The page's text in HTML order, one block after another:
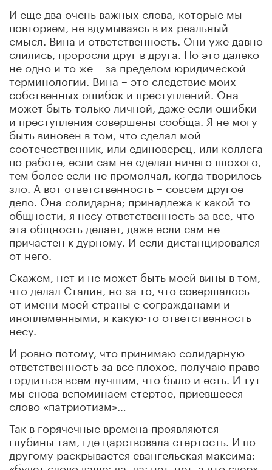
И еще два очень важных слова, которые мы
повторяем, не вдумываясь в их реальный
смысл. Вина и ответственность. Они уже давно
слились, проросли друг в друга. Но это далеко
не одно и то же – за пределом юридической
терминологии. Вина – это следствие моих
собственных ошибок и преступлений. Она
может быть только личной, даже если ошибки
и преступления совершены сообща. Я не могу
быть виновен в том, что сделал мой
соотечественник, или единоверец, или коллега
по работе, если сам не сделал ничего плохого,
тем более если не промолчал, когда творилось
зло. А вот ответственность – совсем другое
дело. Она солидарна; принадлежа к какой-то
общности, я несу ответственность за все, что
эта общность делает, даже если сам не
причастен к дурному. И если дистанцировался
от него.
Скажем, нет и не может быть моей вины в том,
что делал Сталин, но за то, что совершалось
от имени моей страны с согражданами и
иноплеменными, я какую-то ответственность
несу.
И ровно потому, что принимаю солидарную
ответственность за все плохое, получаю право
гордиться всем лучшим, что было и есть. И тут
мы снова вспоминаем стертое, приевшееся
слово «патриотизм»…
Так в горячечные времена проявляются
глубины там, где царствовала стертость. И по-
другому раскрывается евангельская максима: